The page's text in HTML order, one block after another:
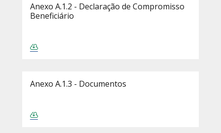
Anexo A.1.2 - Declaração de Compromisso
Beneficiário
Anexo A.1.3 - Documentos